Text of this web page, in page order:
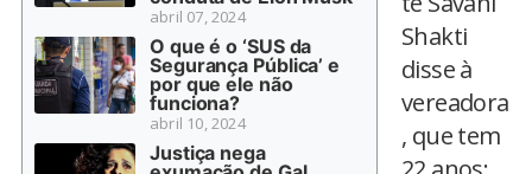
abril 07, 2024
O que é o ‘SUS da
Segurança Pública’ e
por que ele não
funciona?
abril 10, 2024
Justiça nega
Shakti
disse à
vereadora
, que tem